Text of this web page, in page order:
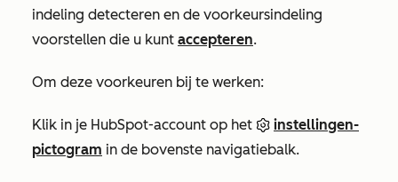
indeling detecteren en de voorkeursindeling
voorstellen die u kunt accepteren.
Om deze voorkeuren bij te werken:
Klik in je HubSpot-account op het
instellingen-
pictogram in de bovenste navigatiebalk.